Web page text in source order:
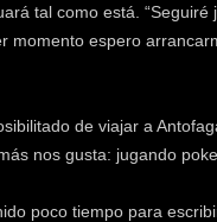
tal como está.
momento espero
de viajar a
nos gusta: jugando
poco tiempo para